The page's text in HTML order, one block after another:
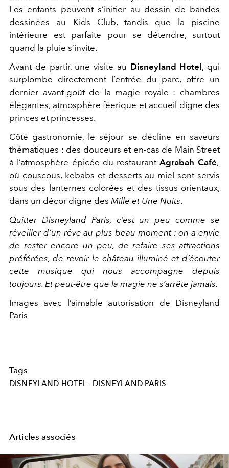
Les enfants peuvent s’initier au dessin de bandes
dessinées au Kids Club, tandis que la piscine
intérieure est parfaite pour se détendre, surtout
quand la pluie s’invite.
Avant de partir, une visite au Disneyland Hotel, qui
surplombe directement l’entrée du parc, offre un
dernier avant-goût de la magie royale : chambres
élégantes, atmosphère féerique et accueil digne des
princes et princesses.
Côté gastronomie, le séjour se décline en saveurs
thématiques : des douceurs et en-cas de Main Street
à l’atmosphère épicée du restaurantAgrabah Café,
où couscous, kebabs et desserts au miel sont servis
sous des lanternes colorées et des tissus orientaux,
dans un décor digne des Mille et Une Nuits.
Quitter Disneyland Paris, c’est un peu comme se
réveiller d’un rêve au plus beau moment : on a envie
de rester encore un peu, de refaire ses attractions
préférées, de revoir le château illuminé et d’écouter
cette musique qui nous accompagne depuis
toujours. Et peut-être que la magie ne s’arrête jamais.
Images avec l’aimable autorisation de Disneyland
Paris
Tags
DISNEYLAND HOTEL DISNEYLAND PARIS
Articles associés